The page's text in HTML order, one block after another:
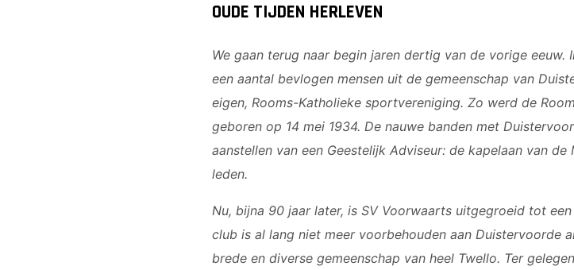
OUDE TIJDEN HERLEVEN
We gaan terug naar begin jaren dertig van de vorige
een aantal bevlogen mensen uit de gemeenschap van
eigen, Rooms-Katholieke sportvereniging. Zo werd de
geboren op 14 mei 1934. De nauwe banden met
aanstellen van een Geestelijk Adviseur: de kapelaan van
leden.
Nu, bijna 90 jaar later, is SV Voorwaarts uitgegroeid tot
club is al lang niet meer voorbehouden aan Duistervoorde
brede en diverse gemeenschap van heel Twello. Ter